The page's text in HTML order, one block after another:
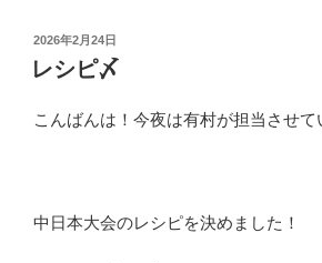
投
稿
日:
2026年2月24日
レシピ〆
こんばんは！今夜は有村が担当させて
中日本大会のレシピを決めました！